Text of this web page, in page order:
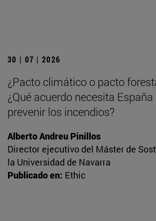
30 | 07 | 2026
¿Pacto climático o pacto
¿Qué acuerdo necesita España
prevenir los incendios?
Alberto Andreu Pinillos
Director ejecutivo del Máster de
la Universidad de Navarra
Publicado en: Ethic